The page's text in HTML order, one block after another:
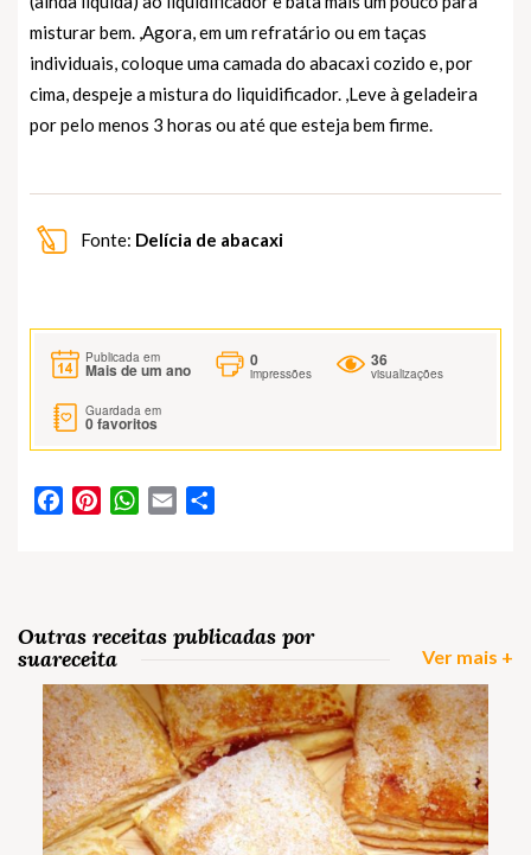
misturar bem. ,Agora, em um refratário ou em taças
individuais, coloque uma camada do abacaxi cozido e, por
cima, despeje a mistura do liquidificador. ,Leve à geladeira
por pelo menos 3 horas ou até que esteja bem firme.
Fonte: Delícia de abacaxi
Publicada em
Mais de um ano
0
impressões
36
visualizações
Guardada em
0favoritos
FacebookPinterestWhatsApp
Email
Outras receitas publicadas por
suareceita
Ver mais +